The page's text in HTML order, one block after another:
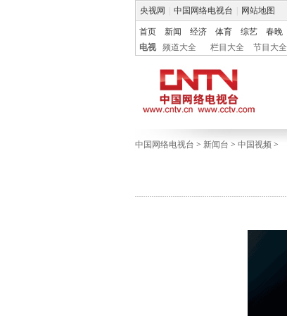
央视网 中国网络电视台 网站地图
首页 新闻 经济 体育 综艺 春晚
电视
频道大全 栏目大全 节目大全
中国网络电视台 > 新闻台 > 中国视频 >